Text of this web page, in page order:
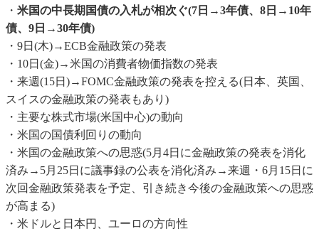
・ 米国の中長期国債の入札が相次ぐ(7日→3年債、8日→10年
債、9日→30年債)
・9日(木)→ECB金融政策の発表
・10日(金)→米国の消費者物価指数の発表
・来週(15日)→FOMC金融政策の発表を控える(日本、英国、
スイスの金融政策の発表もあり)
・主要な株式市場(米国中心)の動向
・米国の国債利回りの動向
・米国の金融政策への思惑(5月4日に金融政策の発表を消化
済み→5月25日に議事録の公表を消化済み→来週・6月15日に
次回金融政策発表を予定、引き続き今後の金融政策への思惑
が高まる)
・米ドルと日本円、ユーロの方向性